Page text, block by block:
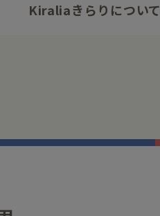
Kiraliaきらりについて